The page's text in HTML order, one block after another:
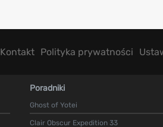
Kontakt Polityka prywatności
Poradniki
Ghost of Yotei
Clair Obscur Expedition 33